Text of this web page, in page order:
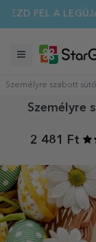
FEL A
Személyre szabott
Személyre
2 481 Ft